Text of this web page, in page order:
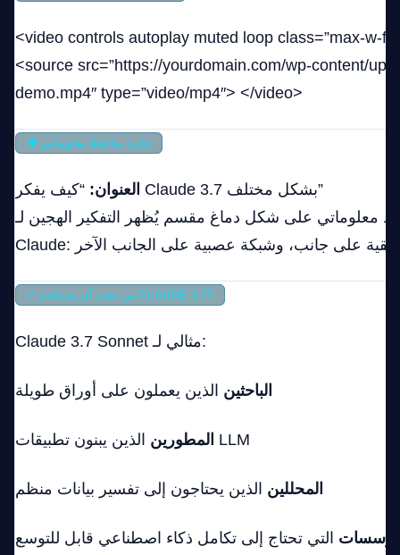
<video controls autoplay muted loop class=”max-w-
<source src=”https://yourdomain.com/wp-content/
demo.mp4″ type=”video/mp4″> </video>
🧠 فكرة مخطط معلوماتي
العنوان:
“كيف يفكر Claude 3.7 بشكل مختلف”
على شكل دماغ مقسم يُظهر التفكير الهجين لـ
✅ من يجب أن يستخدم CLAUDE 3.7؟
Claude 3.7 Sonnet مثالي لـ:
الباحثين الذين يعملون على أوراق طويلة
المطورين الذين يبنون تطبيقات LLM
المحللين الذين يحتاجون إلى تفسير بيانات منظم
التي تحتاج إلى تكامل ذكاء اصطناعي قابل للتوسع